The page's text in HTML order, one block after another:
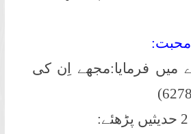
میں فرمایا:مجھے اِن کی